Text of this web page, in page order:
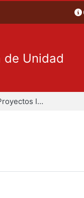
de Unidad
Arquitectura - Proyectos Integrales